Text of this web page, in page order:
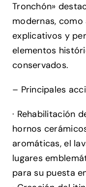
Tronchón»
modernas, como
explicativos y
elementos
conservados.
– Principales
· Rehabilitación
hornos
aromáticas, el
lugares
para su puesta